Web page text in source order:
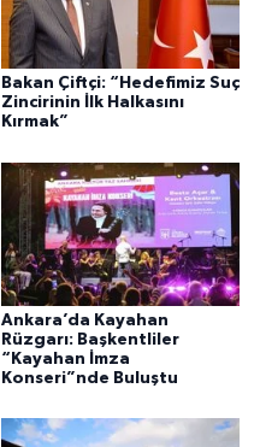
Bakan Çiftçi: “Hedefimiz Suç
Zincirinin İlk Halkasını
Kırmak”
Ankara’da Kayahan
Rüzgarı: Başkentliler
“Kayahan İmza
Konseri”nde Buluştu